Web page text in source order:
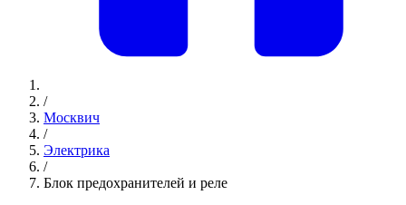
/
Москвич
/
Электрика
/
Блок предохранителей и реле